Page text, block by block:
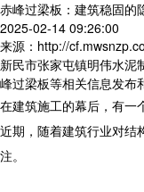
赤峰过梁板：建筑稳固的
2025-02-14 09:26:00
来源：http://
新民市张家屯镇明伟水泥
峰过梁板等相关信息发布
在建筑施工的幕后，有
近期，随着建筑行业对结
注。